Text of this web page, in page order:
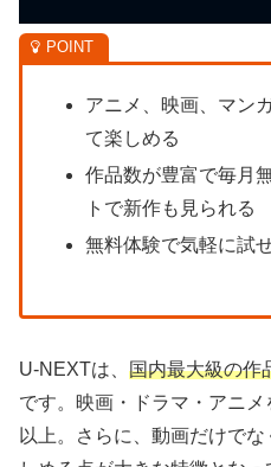
アニメ、映画、マン
て楽しめる
作品数が豊富で毎月
トで新作も見られる
無料体験で気軽に試
U-NEXTは、 国内最大級の作
です。映画・ドラマ・アニ
以上。さらに、動画だけで